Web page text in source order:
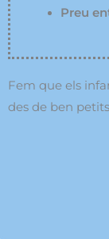
Preu
Fem que els
des de ben petits